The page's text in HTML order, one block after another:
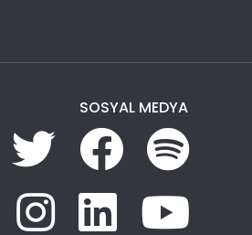
SOSYAL MEDYA